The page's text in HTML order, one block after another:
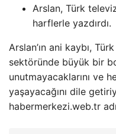
Arslan, Türk
harflerle yazdırdı.
Arslan’ın ani kaybı,
sektöründe büyük bir
unutmayacaklarını ve
yaşayacağını dile
habermerkezi.web.tr